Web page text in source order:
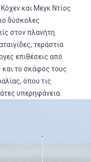
και Μεγκ Ντίος
δύσκολες
στον πλανήτη.
τεράστια
επιθέσεις από
και το σκάφος τους
όπου τις
υπερηφάνεια.